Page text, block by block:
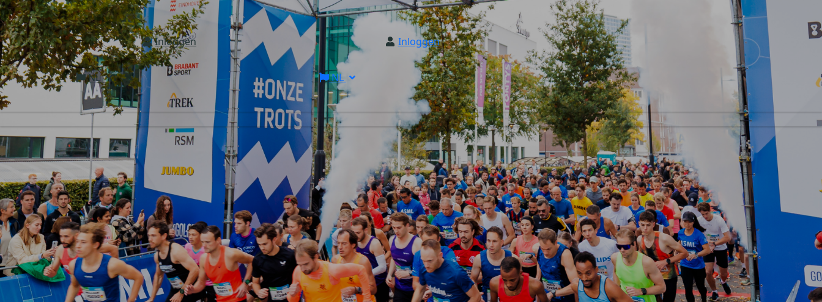
Inloggen
NL
Inloggen
NL